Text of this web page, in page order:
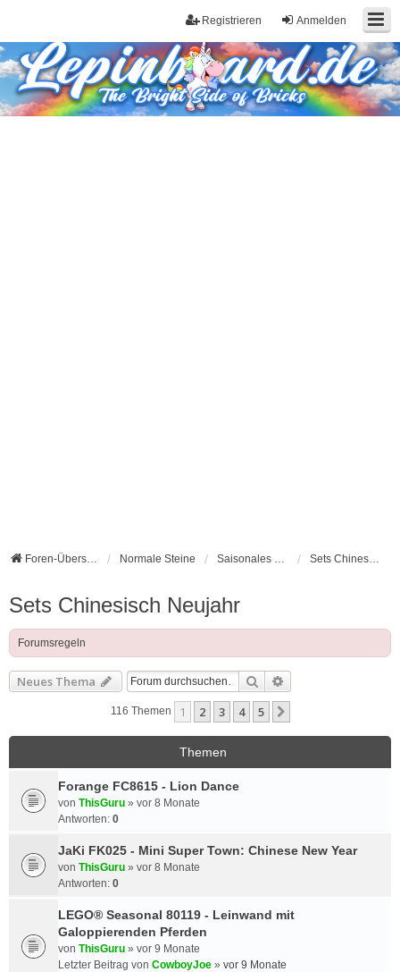
Anmelden
Registrieren
Foren-Übersicht Normale Steine Saisonales und Feste Sets Chinesisch Neujahr
Sets Chinesisch Neujahr
Forumsregeln
Neues Thema Suche
116 Themen 1 2 3 4 5
Themen
Forange FC8615 - Lion Dance
von ThisGuru » vor 8 Monate
Antworten: 0
JaKi FK025 - Mini Super Town: Chinese New Year
von ThisGuru » vor 8 Monate
Antworten: 0
LEGO® Seasonal 80119 - Leinwand mit
Galoppierenden Pferden
von ThisGuru » vor 9 Monate
Letzter Beitrag von CowboyJoe » vor 9 Monate